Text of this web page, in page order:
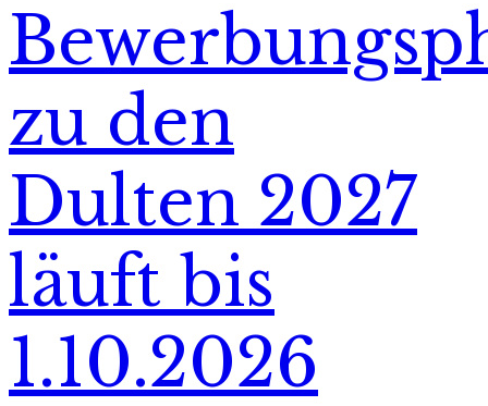
zu den
Dulten 2027
läuft bis
1.10.2026